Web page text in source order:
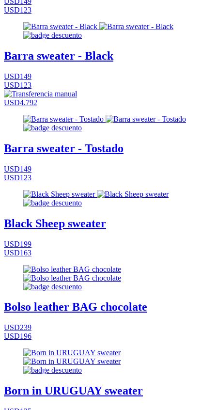
USD123
Barra sweater - Black
USD149
USD123
USD4.792
Barra sweater - Tostado
USD149
USD123
Black Sheep sweater
USD199
USD163
Bolso leather BAG chocolate
USD239
USD196
Born in URUGUAY sweater